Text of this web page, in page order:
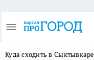
Куда сходить в Сыктывкаре